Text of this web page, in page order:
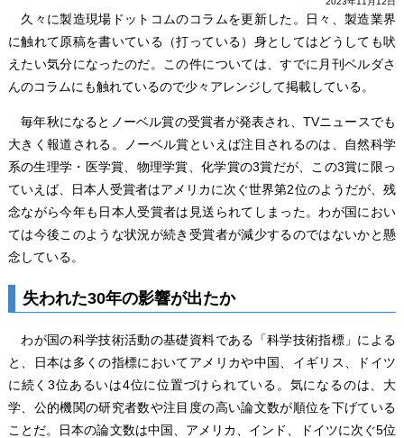
久々に製造現場ドットコムのコラムを更新した。日々、製造業界
に触れて原稿を書いている（打っている）身としてはどうしても吠
えたい気分になったのだ。この件については、すでに月刊ベルダさ
んのコラムにも触れているので少々アレンジして掲載している。
毎年秋になるとノーベル賞の受賞者が発表され、TVニュースでも
大きく報道される。ノーベル賞といえば注目されるのは、自然科学
系の生理学・医学賞、物理学賞、化学賞の3賞だが、この3賞に限っ
ていえば、日本人受賞者はアメリカに次ぐ世界第2位のようだが、残
念ながら今年も日本人受賞者は見送られてしまった。わが国におい
ては今後このような状況が続き受賞者が減少するのではないかと懸
念している。
失われた30年の影響が出たか
わが国の科学技術活動の基礎資料である「科学技術指標」による
と、日本は多くの指標においてアメリカや中国、イギリス、ドイツ
に続く3位あるいは4位に位置づけられている。気になるのは、大
学、公的機関の研究者数や注目度の高い論文数が順位を下げている
ことだ。日本の論文数は中国、アメリカ、インド、ドイツに次ぐ5位